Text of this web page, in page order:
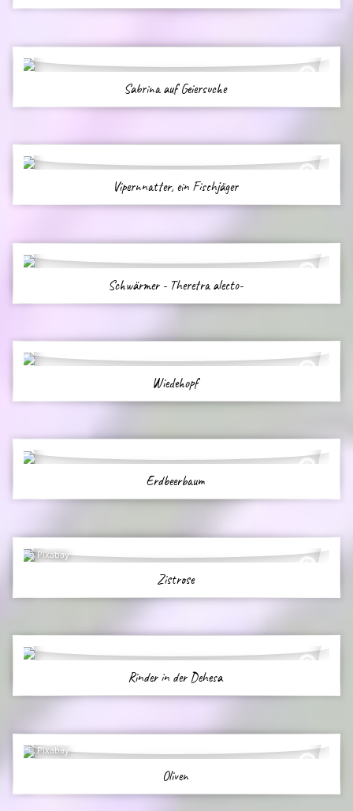
Sabrina auf Geiersuche
Vipernnatter, ein Fischjäger
Schwärmer - Theretra alecto-
Wiedehopf
Erdbeerbaum
Pixabay
Zistrose
Rinder in der Dehesa
Pixabay
Oliven